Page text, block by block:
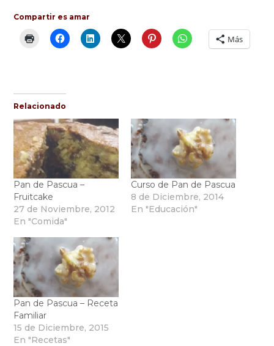
Compartir es amar
Más
Relacionado
Pan de Pascua –
Fruitcake
27 de Noviembre, 2012
En "Comida"
Curso de Pan de Pascua
8 de Diciembre, 2014
En "Educación"
Pan de Pascua – Receta
Familiar
15 de Diciembre, 2015
En "Recetas"